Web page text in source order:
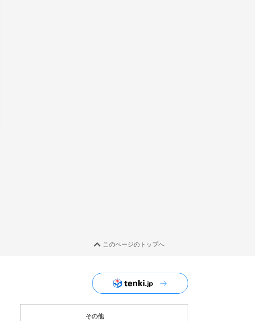
このページのトップへ
ユーザーナビゲーション
その他